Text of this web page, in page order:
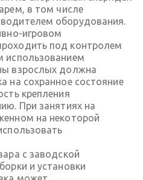
в том числе
оборудования.
игровом
под контролем
использованием
взрослых должна
на сохранное состояние
крепления
При занятиях на
на некоторой
с заводской
и установки